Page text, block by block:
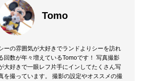
Tomo
ーの雰囲気が大好きでランドよりシーを訪れ
回数が年々増えているTomoです！ 写真撮影
大好きで一眼レフ片手にインしてたくさん写
を撮っています。 撮影の設定やオススメの撮